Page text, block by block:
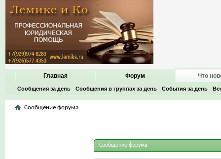
Главная Форум Что
Сообщения за день Сообщения в группах за день События за день
Сообщение форума
Сообщение форума